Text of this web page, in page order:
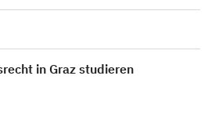
in Graz studieren